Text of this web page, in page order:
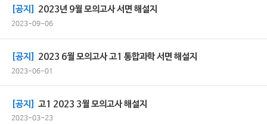
[공지] 2023년 9월 모의고사 서면 해설지
2023-09-06
[공지] 2023 6월 모의고사 고1 통합과학 서면 해설지
2023-06-01
[공지] 고1 2023 3월 모의고사 해설지
2023-03-23